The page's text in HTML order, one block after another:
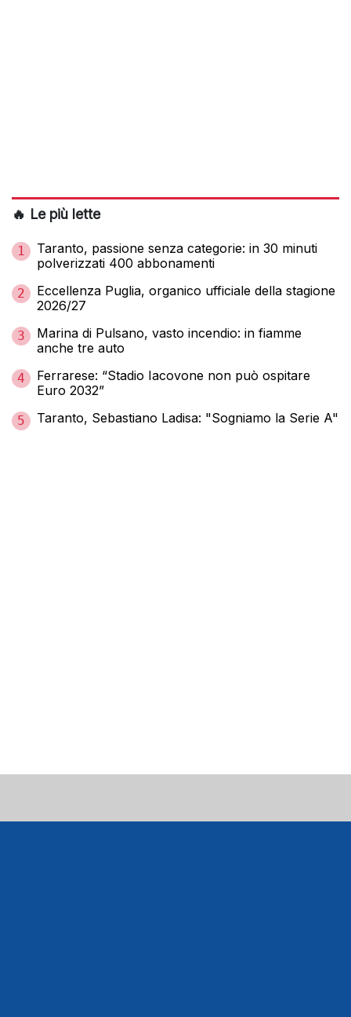
🔥 Le più lette
1
Taranto, passione senza categorie: in 30 minuti
polverizzati 400 abbonamenti
2
Eccellenza Puglia, organico ufficiale della stagione
2026/27
3
Marina di Pulsano, vasto incendio: in fiamme
anche tre auto
4
Ferrarese: “Stadio Iacovone non può ospitare
Euro 2032”
5 Taranto, Sebastiano Ladisa: "Sogniamo la Serie A"